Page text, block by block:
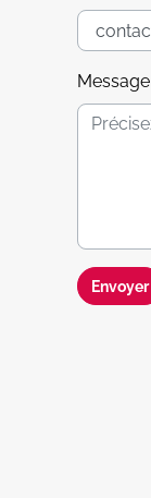
Message
Envoyer